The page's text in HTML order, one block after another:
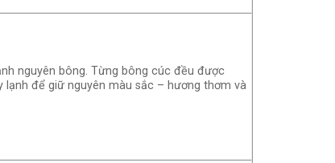
nguyên bông. Từng bông cúc đều được
lạnh để giữ nguyên màu sắc – hương thơm và